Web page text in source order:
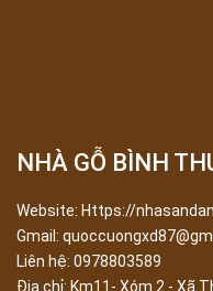
NHÀ GỖ BÌNH
Website: Https://
Gmail:
Liên hệ: 0978803589
Địa chỉ: Km11- Xóm 2 - Xã